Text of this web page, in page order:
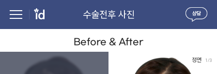
수술전후 사진
Before & After
정면 1/3